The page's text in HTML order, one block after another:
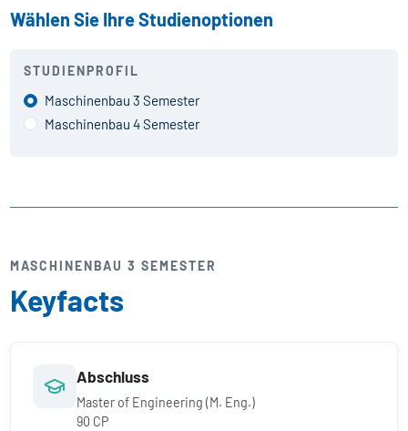
Wählen Sie Ihre Studienoptionen
STUDIENPROFIL
Maschinenbau 3 Semester
Maschinenbau 4 Semester
MASCHINENBAU 3 SEMESTER
Keyfacts
Abschluss
Master of Engineering (M. Eng.)
90 CP